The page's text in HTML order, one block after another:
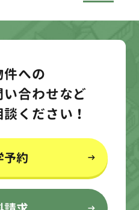
件への
合わせなど
ください！
予約